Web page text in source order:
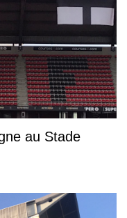
au Stade